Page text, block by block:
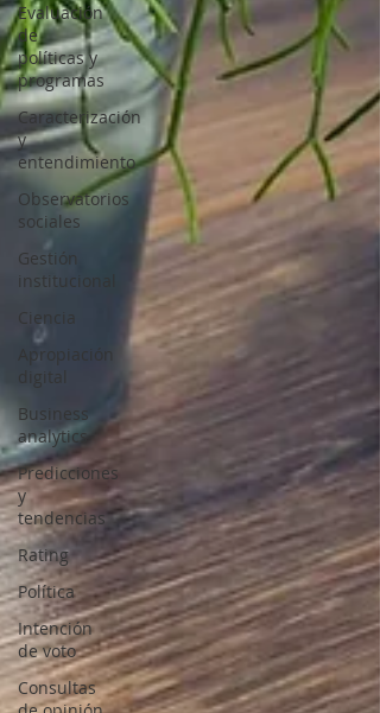
Evaluación
de
políticas y
programas
Caracterización
y
entendimiento
Observatorios
sociales
Gestión
institucional
Ciencia
Apropiación
digital
Business
analytics
Predicciones
y
tendencias
Rating
Política
Intención
de voto
Consultas